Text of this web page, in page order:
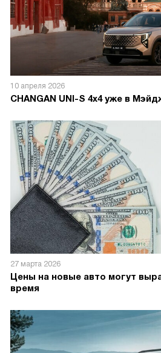
10 апреля 2026
CHANGAN UNI-S 4x4 уже в
27 марта 2026
Цены на новые авто могут
время